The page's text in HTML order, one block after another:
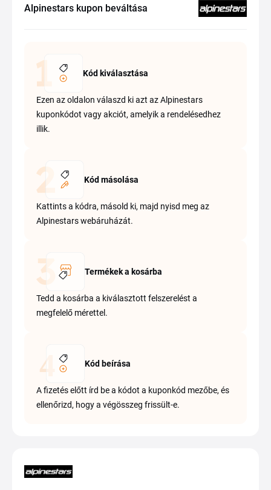
Alpinestars kupon beváltása
Kód kiválasztása
Ezen az oldalon válaszd ki azt az Alpinestars
kuponkódot vagy akciót, amelyik a rendelésedhez
illik.
Kód másolása
Kattints a kódra, másold ki, majd nyisd meg az
Alpinestars webáruházát.
Termékek a kosárba
Tedd a kosárba a kiválasztott felszerelést a
megfelelő mérettel.
Kód beírása
A fizetés előtt írd be a kódot a kuponkód mezőbe, és
ellenőrizd, hogy a végösszeg frissült-e.